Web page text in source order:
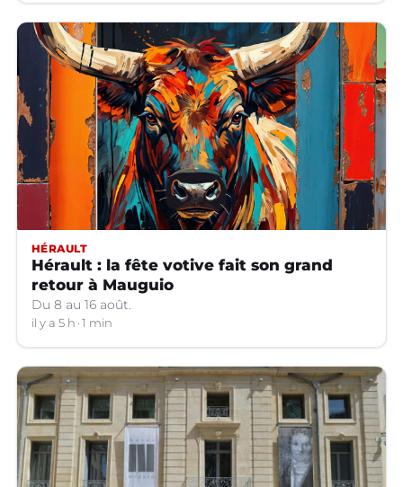
HÉRAULT
Hérault : la fête votive fait son grand
retour à Mauguio
Du 8 au 16 août.
il y a 5 h 1 min